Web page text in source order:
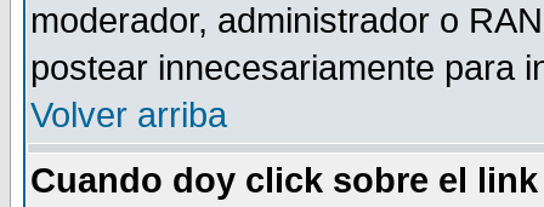
moderador, administrador o
postear innecesariamente para
Volver arriba
Cuando doy click sobre el